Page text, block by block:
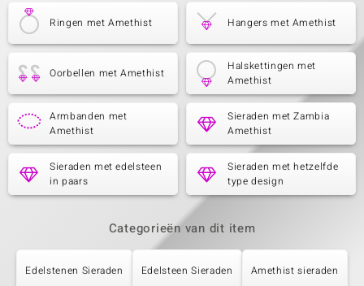
Ringen met Amethist Hangers met Amethist
Oorbellen met Amethist
Halskettingen met
Amethist
Armbanden met
Amethist
Sieraden met Zambia
Amethist
Sieraden met edelsteen
in paars
Sieraden met hetzelfde
type design
Categorieën van dit item
Edelstenen Sieraden Edelsteen Sieraden Amethist sieraden